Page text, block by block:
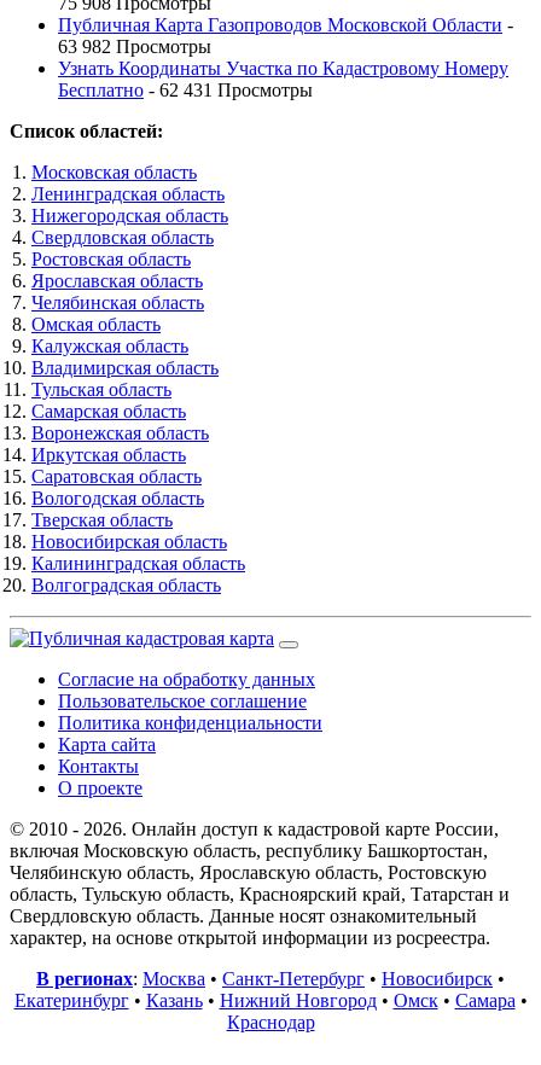
Публичная Карта Газопроводов Московской Области -
63 982 Просмотры
Узнать Координаты Участка по Кадастровому Номеру
Бесплатно - 62 431 Просмотры
Список областей:
Московская область
Ленинградская область
Нижегородская область
Свердловская область
Ростовская область
Ярославская область
Челябинская область
Омская область
Калужская область
Владимирская область
Тульская область
Самарская область
Воронежская область
Иркутская область
Саратовская область
Вологодская область
Тверская область
Новосибирская область
Калининградская область
Волгоградская область
Согласие на обработку данных
Пользовательское соглашение
Политика конфиденциальности
Карта сайта
Контакты
О проекте
© 2010 - 2026. Онлайн доступ к кадастровой карте России,
включая Московскую область, республику Башкортостан,
Челябинскую область, Ярославскую область, Ростовскую
область, Тульскую область, Красноярский край, Татарстан и
Свердловскую область. Данные носят ознакомительный
характер, на основе открытой информации из росреестра.
В регионах: Москва • Санкт-Петербург • Новосибирск •
Екатеринбург• Казань• Нижний Новгород• Омск• Самара •
Краснодар